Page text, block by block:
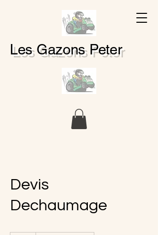
Les Gazons Peter
Devis
Dechaumage